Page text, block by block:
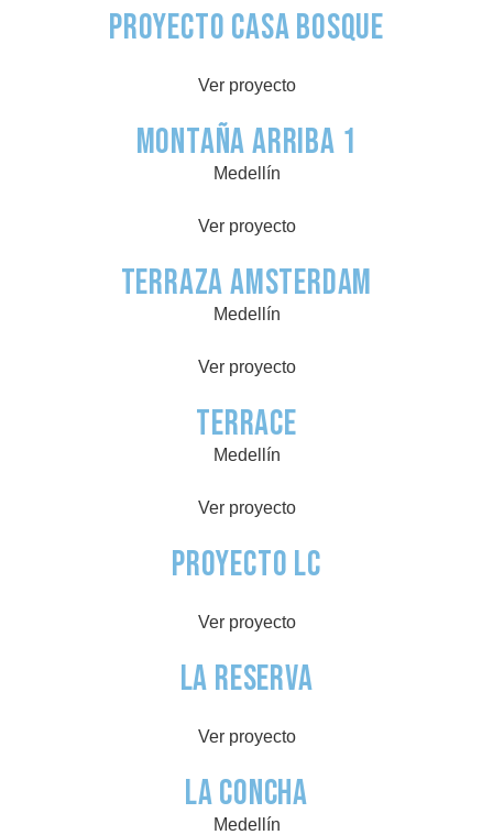
Proyecto Casa Bosque
Ver proyecto
Montaña Arriba 1
Medellín
Ver proyecto
Terraza Amsterdam
Medellín
Ver proyecto
Terrace
Medellín
Ver proyecto
PROYECTO LC
Ver proyecto
La Reserva
Ver proyecto
La Concha
Medellín